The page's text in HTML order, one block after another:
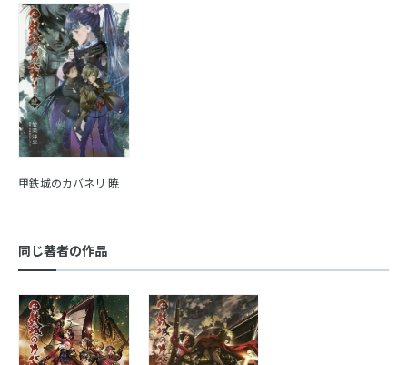
甲鉄城のカバネリ 暁
同じ著者の作品